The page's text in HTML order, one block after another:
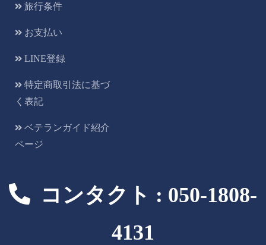
旅行条件
お支払い
LINE登録
特定商取引法に基づ
く表記
ベテランガイド紹介
ページ
コンタクト : 050-1808-
4131